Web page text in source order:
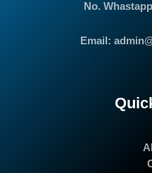
No.
Email: